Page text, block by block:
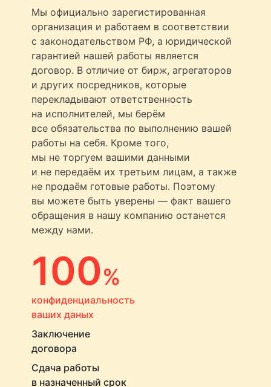
Мы официально зарегистированная
организация и работаем в соответствии
с законодательством РФ, а юридической
гарантией нашей работы является
договор. В отличие от бирж, агрегаторов
и других посредников, которые
перекладывают ответственность
на исполнителей, мы берём
все обязательства по выполнению вашей
работы на себя. Кроме того,
мы не торгуем вашими данными
и не передаём их третьим лицам, а также
не продаём готовые работы. Поэтому
вы можете быть уверены — факт вашего
обращения в нашу компанию останется
между нами.
100%
конфиденциальность
ваших даных
Заключение
договора
Сдача работы
в назначенный срок